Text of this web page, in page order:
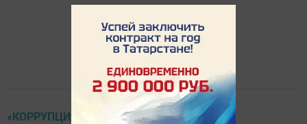
«КОРРУПЦИЯГӘ КАРШЫ ИЛ БЕЛӘН»